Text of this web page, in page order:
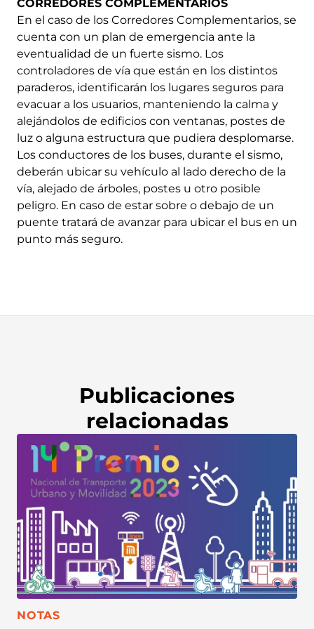
CORREDORES COMPLEMENTARIOS
En el caso de los Corredores Complementarios, se
cuenta con un plan de emergencia ante la
eventualidad de un fuerte sismo. Los
controladores de vía que están en los distintos
paraderos, identificarán los lugares seguros para
evacuar a los usuarios, manteniendo la calma y
alejándolos de edificios con ventanas, postes de
luz o alguna estructura que pudiera desplomarse.
Los conductores de los buses, durante el sismo,
deberán ubicar su vehículo al lado derecho de la
vía, alejado de árboles, postes u otro posible
peligro. En caso de estar sobre o debajo de un
puente tratará de avanzar para ubicar el bus en un
punto más seguro.
Publicaciones
relacionadas
CATEGORÍA:
NOTAS